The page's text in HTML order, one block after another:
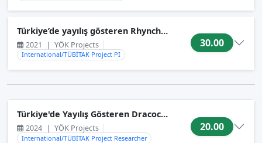
Türkiye’de yayılış gösteren Rhynchocorys
2021 | YÖK Projects
International/TÜBİTAK Project PI
30.00
Türkiye'de Yayılış Gösteren Dracocephalum L.
2024 | YÖK Projects
International/TÜBİTAK Project Researcher
20.00